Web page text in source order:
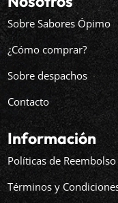
Sobre Sabores Ópimo
¿Cómo comprar?
Sobre despachos
Contacto
Información
Políticas de Reembolso
Términos y